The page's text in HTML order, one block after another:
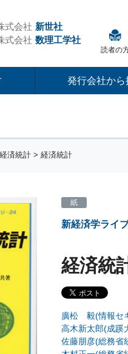
式会社 新世社
式会社 数理工学社
読者の
発行会社から
経済統計 > 経済統計
紙
新経済学ライ
経済統
廣松 毅(情報セ
高木新太郎(成
佐藤朋彦(総務